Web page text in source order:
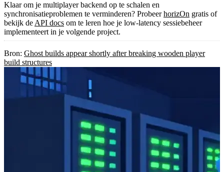
Klaar om je multiplayer backend op te schalen en
synchronisatieproblemen te verminderen? ProbeerhorizOn gratis of
bekijk deAPI docs om te leren hoe je low-latency sessiebeheer
implementeert in je volgende project.
Bron: Ghost builds appear shortly after breaking wooden player
build structures